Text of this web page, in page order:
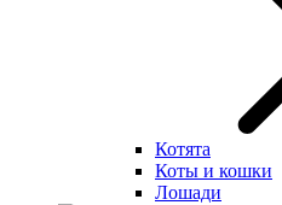
Котята
Коты и кошки
Лошади